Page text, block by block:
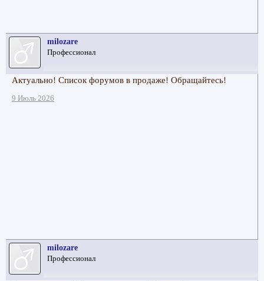
milozare
Профессионал
Актуально! Список форумов в продаже! Обращайтесь!
9 Июль 2026
milozare
Профессионал